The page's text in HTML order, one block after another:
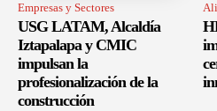
Empresas y Sectores
USG LATAM, Alcaldía
Iztapalapa y CMIC
impulsan la
profesionalización de la
construcción